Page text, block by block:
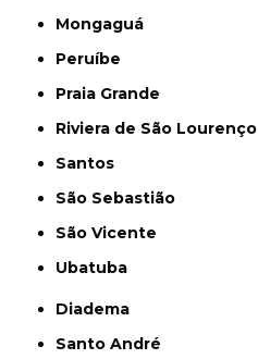
Mongaguá
Peruíbe
Praia Grande
Riviera de São Lourenço
Santos
São Sebastião
São Vicente
Ubatuba
Diadema
Santo André